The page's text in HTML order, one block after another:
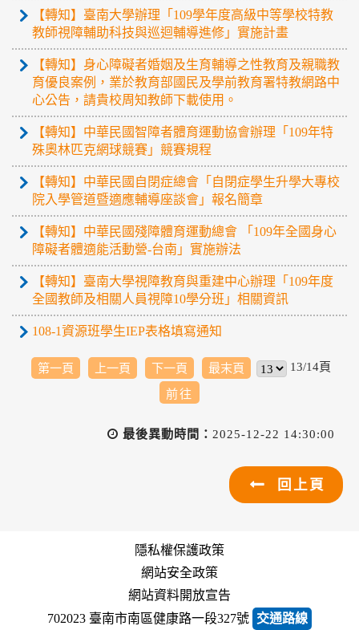
【轉知】臺南大學辦理「109學年度高級中等學校特教
教師視障輔助科技與巡迴輔導進修」實施計畫
【轉知】身心障礙者婚姻及生育輔導之性教育及親職教
育優良案例，業於教育部國民及學前教育署特教網路中
心公告，請貴校周知教師下載使用。
【轉知】中華民國智障者體育運動協會辦理「109年特
殊奧林匹克網球競賽」競賽規程
【轉知】中華民國自閉症總會「自閉症學生升學大專校
院入學管道暨適應輔導座談會」報名簡章
【轉知】中華民國殘障體育運動總會 「109年全國身心
障礙者體適能活動營-台南」實施辦法
【轉知】臺南大學視障教育與重建中心辦理「109年度
全國教師及相關人員視障10學分班」相關資訊
108-1資源班學生IEP表格填寫通知
第一頁 上一頁 下一頁 最末頁 13/14頁
最後異動時間： 2025-12-22 14:30:00
回上頁
隱私權保護政策
網站安全政策
網站資料開放宣告
702023 臺南市南區健康路一段327號 交通路線